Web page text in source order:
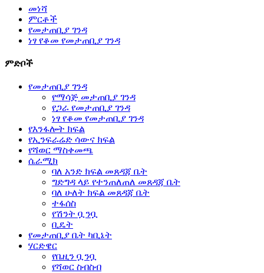
መነሻ
ምርቶች
የመታጠቢያ ገንዳ
ነፃ የቆመ የመታጠቢያ ገንዳ
ምድቦች
የመታጠቢያ ገንዳ
የማሳጅ መታጠቢያ ገንዳ
የጋራ የመታጠቢያ ገንዳ
ነፃ የቆመ የመታጠቢያ ገንዳ
የእንፋሎት ክፍል
የኢንፍራሬድ ሳውና ክፍል
የሻወር ማስቀመጫ
ሴራሚክ
ባለ አንድ ክፍል መጸዳጃ ቤት
ግድግዳ ላይ የተንጠለጠለ መጸዳጃ ቤት
ባለ ሁለት ክፍል መጸዳጃ ቤት
ተፋሰስ
የሽንት ቧንቧ
ቢዴት
የመታጠቢያ ቤት ካቢኔት
ሃርድዌር
የቤዚን ቧንቧ
የሻወር ስብስብ